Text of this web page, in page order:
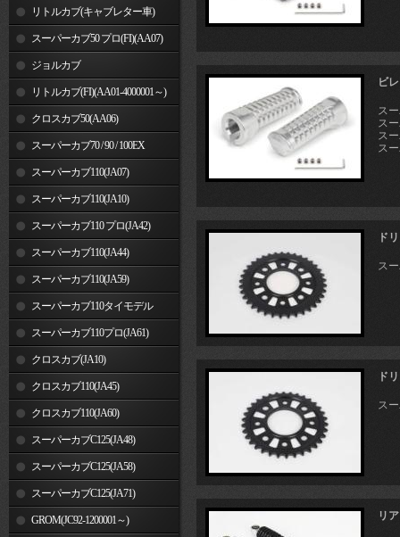
リトルカブ(キャブレター車)
スーパーカブ50 プロ(FI)(AA07)
ジョルカブ
リトルカブ(FI)(AA01-4000001～)
クロスカブ50(AA06)
スーパーカブ70 / 90 / 100EX
スーパーカブ110(JA07)
スーパーカブ110(JA10)
スーパーカブ110 プロ(JA42)
スーパーカブ110(JA44)
スーパーカブ110(JA59)
スーパーカブ110タイモデル
(MLHJA56)
スーパーカブ110プロ(JA61)
クロスカブ(JA10)
クロスカブ110(JA45)
クロスカブ110(JA60)
スーパーカブC125(JA48)
スーパーカブC125(JA58)
スーパーカブC125(JA71)
GROM(JC92-1200001～)
ビ
ス
ス
ス
ス
ド
ス
ド
ス
リ